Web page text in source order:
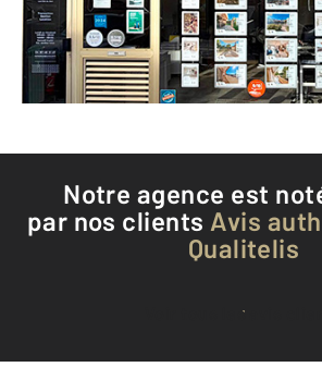
Envoyer un
Téléphoner à
Notre agence est
par nos clients Avis
Qualitelis
Voir tous les avis